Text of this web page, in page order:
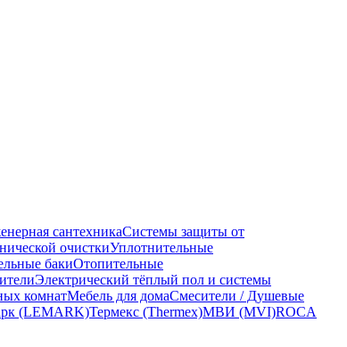
сантехникаСистемы защиты от
очисткиУплотнительные
бакиОтопительные
Электрический тёплый пол и системы
комнатМебель для домаСмесители / Душевые
(LEMARK)Термекс (Thermex)МВИ (MVI)ROCA